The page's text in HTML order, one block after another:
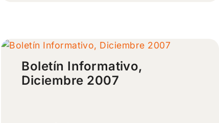
Boletín Informativo,
Diciembre 2007